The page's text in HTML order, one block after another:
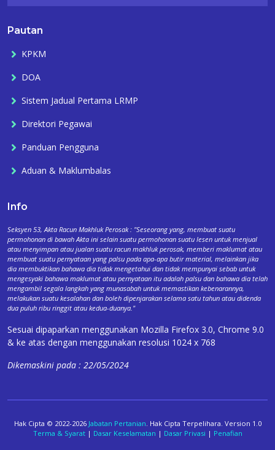
Pautan
KPKM
DOA
Sistem Jadual Pertama LRMP
Direktori Pegawai
Panduan Pengguna
Aduan & Maklumbalas
Info
Seksyen 53, Akta Racun Makhluk Perosak : "Seseorang yang, membuat suatu
permohonan di bawah Akta ini selain suatu permohonan suatu lesen untuk menjual
atau menyimpan atau jualan suatu racun makhluk perosak, memberi maklumat atau
membuat suatu pernyataan yang palsu pada apa-apa butir material, melainkan jika
dia membuktikan bahawa dia tidak mengetahui dan tidak mempunyai sebab untuk
mengesyaki bahawa maklumat atau pernyataan itu adalah palsu dan bahawa dia telah
mengambil segala langkah yang munasabah untuk memastikan kebenarannya,
melakukan suatu kesalahan dan boleh dipenjarakan selama satu tahun atau didenda
dua puluh ribu ringgit atau kedua-duanya."
Sesuai dipaparkan menggunakan Mozilla Firefox 3.0, Chrome 9.0
& ke atas dengan menggunakan resolusi 1024 x 768
Dikemaskini pada : 22/05/2024
Hak Cipta © 2022-2026 Jabatan Pertanian. Hak Cipta Terpelihara. Version 1.0
Terma & Syarat| Dasar Keselamatan | Dasar Privasi | Penafian